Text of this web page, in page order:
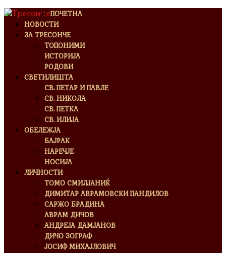
ПОЧЕТНА
НОВОСТИ
ЗА ТРЕСОНЧЕ
ТОПОНИМИ
ИСТОРИЈА
РОДОВИ
СВЕТИЛИШТА
СВ. ПЕТАР И ПАВЛЕ
СВ. НИКОЛА
СВ. ПЕТКА
СВ. ИЛИЈА
ОБЕЛЕЖЈА
БАЈРАК
НАРЕЧЈЕ
НОСИЈА
ЛИЧНОСТИ
ТОМО СМИЛЈАНИЌ
ДИМИТАР АВРАМОВСКИ ПАНДИЛОВ
САРЖО БРАДИНА
АВРАМ ДИЧОВ
АНДРЕЈА ДАМЈАНОВ
ДИЧО ЗОГРАФ
ЈОСИФ МИХАЈЛОВИЧ